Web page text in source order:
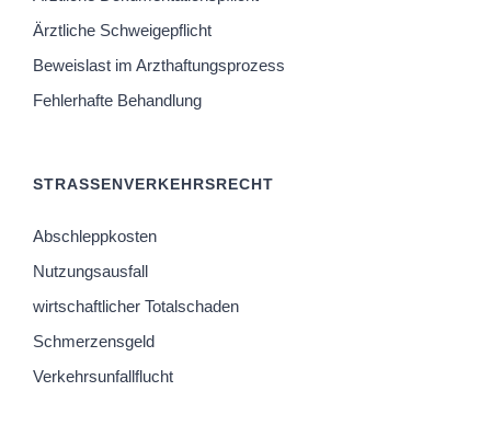
Ärztliche Schweigepflicht
Beweislast im Arzthaftungsprozess
Fehlerhafte Behandlung
STRASSENVERKEHRSRECHT
Abschleppkosten
Nutzungsausfall
wirtschaftlicher Totalschaden
Schmerzensgeld
Verkehrsunfallflucht